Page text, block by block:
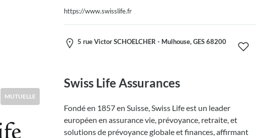
https://www.swisslife.fr
5 rue Victor SCHOELCHER - Mulhouse, GES 68200
MUTUELLE
Swiss Life Assurances
Fondé en 1857 en Suisse, Swiss Life est un leader
européen en assurance vie, prévoyance, retraite, et
solutions de prévoyance globale et finances, affirmant